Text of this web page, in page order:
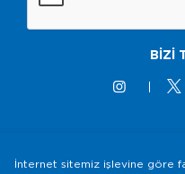
BİZİ
İnternet sitemiz işlevine göre